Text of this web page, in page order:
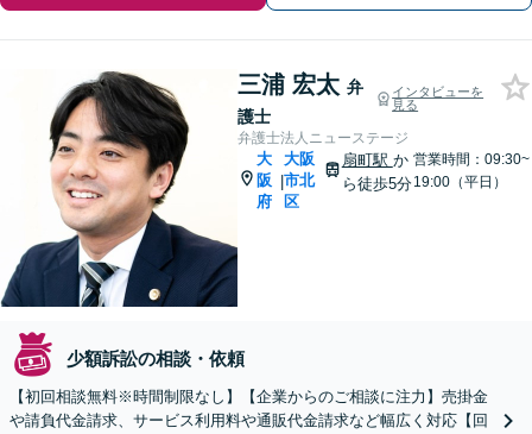
三浦 宏太 弁
護士
インタビューを
見る
弁護士法人ニューステージ
大
阪
府
|
大阪
市北
区
扇町駅 か
ら徒歩5分
営業時間：09:30~
19:00（平日）
少額訴訟の相談・依頼
【初回相談無料※時間制限なし】【企業からのご相談に注力】売掛金
や請負代金請求、サービス利用料や通販代金請求など幅広く対応【回